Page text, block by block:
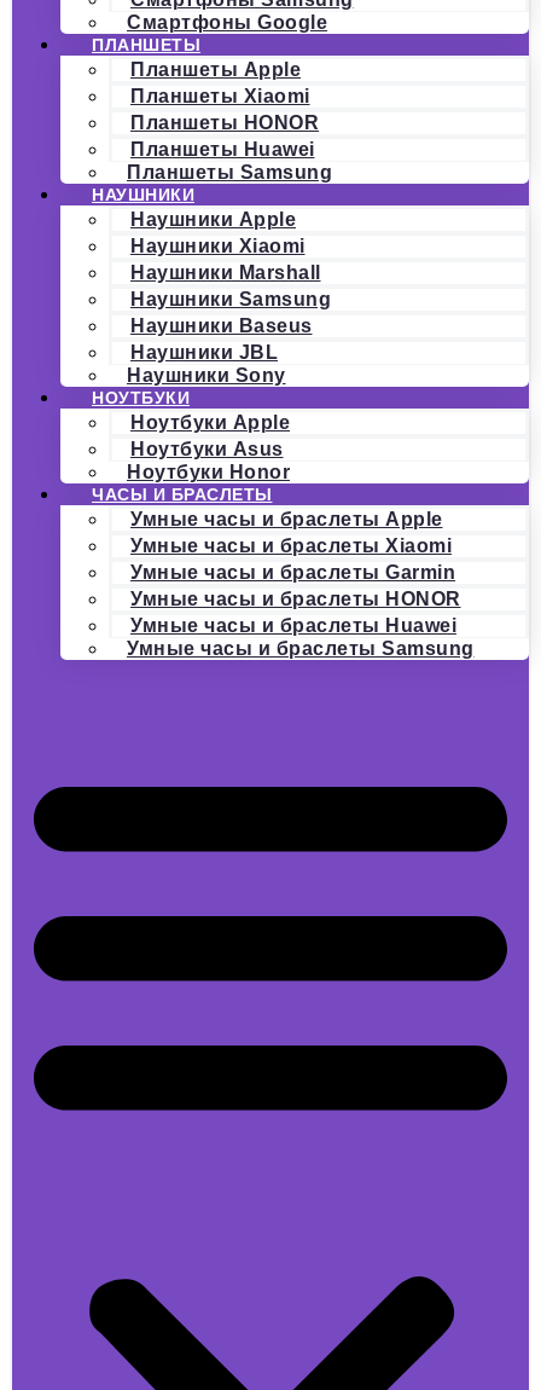
Смартфоны Google
ПЛАНШЕТЫ
Планшеты Apple
Планшеты Xiaomi
Планшеты HONOR
Планшеты Huawei
Планшеты Samsung
НАУШНИКИ
Наушники Apple
Наушники Xiaomi
Наушники Marshall
Наушники Samsung
Наушники Baseus
Наушники JBL
Наушники Sony
НОУТБУКИ
Ноутбуки Apple
Ноутбуки Asus
Ноутбуки Honor
ЧАСЫ И БРАСЛЕТЫ
Умные часы и браслеты Apple
Умные часы и браслеты Xiaomi
Умные часы и браслеты Garmin
Умные часы и браслеты HONOR
Умные часы и браслеты Huawei
Умные часы и браслеты Samsung